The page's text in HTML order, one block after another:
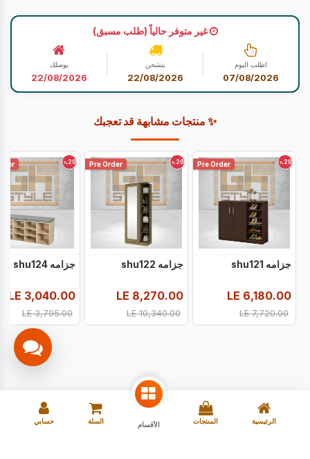
غير متوفر حالياً (طلب مسبق)
اطلب اليوم
07/08/2026
يتشحن
22/08/2026
يوصلك
22/08/2026
✨ منتجات مشابهة قد تعجبك
20
%
Pre Order
جزامه shu121
6,180.00
7,720.00
LE
20
%
Pre Order
جزامه shu122
8,270.00
10,340.00
LE
20
%
جزامه shu124
3,040.00
3,795.00
LE
الرئيسية المنتجات الأقسام السلة حسابي